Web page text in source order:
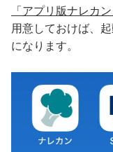
「アプリ版ナレカ
用意しておけば、
になります。